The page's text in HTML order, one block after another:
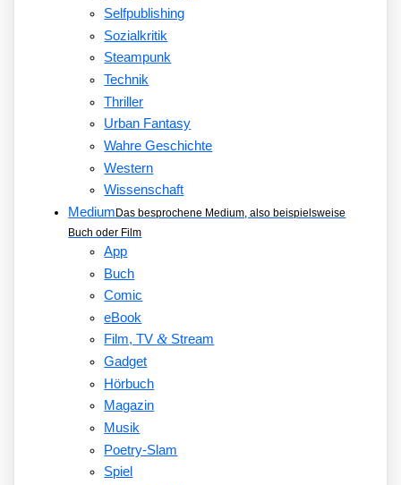
Selfpublishing
Sozialkritik
Steampunk
Technik
Thriller
Urban Fantasy
Wahre Geschichte
Western
Wissenschaft
Medium Das besprochene Medium, also beispielsweise
Buch oder Film
App
Buch
Comic
eBook
Film, TV&Stream
Gadget
Hörbuch
Magazin
Musik
Poetry-Slam
Spiel